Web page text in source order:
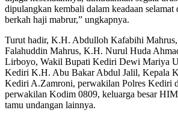
dipulangkan kembali dalam keadaan selamat
berkah haji mabrur,” ungkapnya.
Turut hadir, K.H. Abdulloh Kafabihi
Falahuddin Mahrus, K.H. Nurul Huda
Lirboyo, Wakil Bupati Kediri Dewi Mariya
Kediri K.H. Abu Bakar Abdul Jalil, Kepala
Kediri A.Zamroni, perwakilan Polres Kediri
perwakilan Kodim 0809, keluarga besar
tamu undangan lainnya.